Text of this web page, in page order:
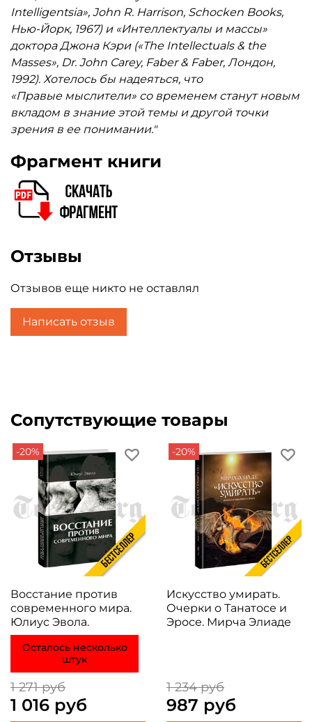
Intelligentsia», John R. Harrison, Schocken Books,
Нью-Йорк, 1967) и «Интеллектуалы и массы»
доктора Джона Кэри («The Intellectuals & the
Masses», Dr. John Carey, Faber & Faber, Лондон,
1992). Хотелось бы надеяться, что
«Правые мыслители» со временем станут новым
вкладом в знание этой темы и другой точки
зрения в ее понимании."
Фрагмент книги
Отзывы
Отзывов еще никто не оставлял
Написать отзыв
Сопутствующие товары
-20%
Восстание против
современного мира.
Юлиус Эвола.
Осталось несколько
штук
1 271 руб
1 016 руб
-20%
Искусство умирать.
Очерки о Танатосе и
Эросе. Мирча Элиаде
1 234 руб
987 руб